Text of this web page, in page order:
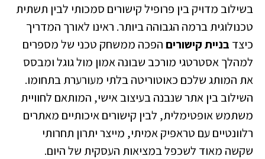
בשילוב מדויק בין פרופיל קישורים סמכותי לבין תשתית
טכנולוגית ברמה הגבוהה ביותר. ראינו לאורך המדריך
כיצד בניית קישוריםהפכה ממשחק טכני של מספרים
למהלך אסטרטגי מורכב שבונה אמון מול גוגל ומבסס
את המותג שלכם כאוטוריטה בלתי מעורערת בתחומו.
השילוב בין אתר שנבנה בעיצוב אישי, המותאם לחוויית
משתמש אופטימלית, לבין קישורים איכותיים מאתרים
רלוונטיים עם טראפיק אמיתי, מייצר יתרון תחרותי
שקשה מאוד לשכפל במציאות העסקית של היום.